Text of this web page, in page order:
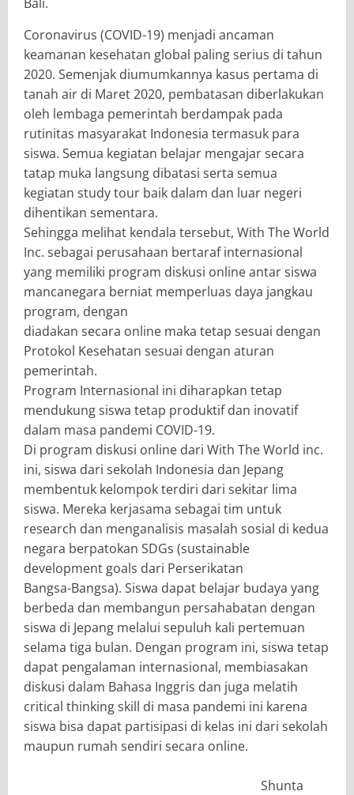
Coronavirus (COVID-19) menjadi ancaman
keamanan kesehatan global paling serius di tahun
2020. Semenjak diumumkannya kasus pertama di
tanah air di Maret 2020, pembatasan diberlakukan
oleh lembaga pemerintah berdampak pada
rutinitas masyarakat Indonesia termasuk para
siswa. Semua kegiatan belajar mengajar secara
tatap muka langsung dibatasi serta semua
kegiatan ​study tour baik dalam dan luar negeri
dihentikan sementara.
Sehingga melihat kendala tersebut, With The World
Inc. sebagai perusahaan bertaraf internasional
yang memiliki program diskusi online antar siswa
mancanegara berniat memperluas daya jangkau
program, dengan
diadakan secara online maka tetap sesuai dengan
Protokol Kesehatan sesuai dengan aturan
pemerintah.
Program Internasional ini diharapkan tetap
mendukung siswa tetap produktif dan inovatif
dalam masa pandemi COVID-19.
Di program diskusi online dari With The World inc.
ini, siswa dari sekolah Indonesia dan Jepang
membentuk kelompok terdiri dari sekitar lima
siswa. Mereka kerjasama sebagai tim untuk ​
research dan menganalisis masalah sosial di kedua
negara berpatokan SDGs (sustainable
development goals dari Perserikatan
Bangsa-Bangsa). Siswa dapat belajar budaya yang
berbeda dan membangun persahabatan dengan
siswa di Jepang melalui sepuluh kali pertemuan
selama tiga bulan. Dengan program ini, siswa tetap
dapat pengalaman internasional, membiasakan
diskusi dalam Bahasa Inggris dan juga melatih ​
critical thinking skill di masa pandemi ini karena
siswa bisa dapat partisipasi di kelas ini dari sekolah
maupun rumah sendiri secara online.
Shunta